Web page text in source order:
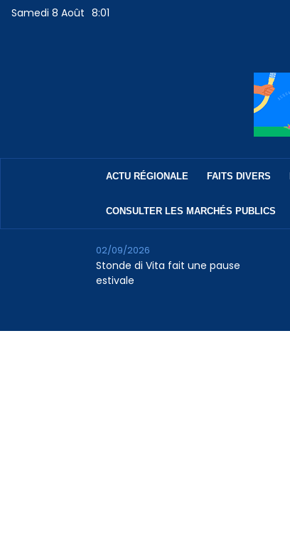
Samedi 8 Août 8:01
ACTU RÉGIONALE FAITS DIVERS
CONSULTER LES MARCHÉS PUBLICS
Stonde di Vita fait une pause
estivale
02/09/2026